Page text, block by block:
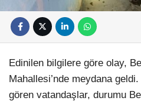
Edinilen bilgilere göre olay,
Mahallesi’nde meydana
gören vatandaşlar, durumu